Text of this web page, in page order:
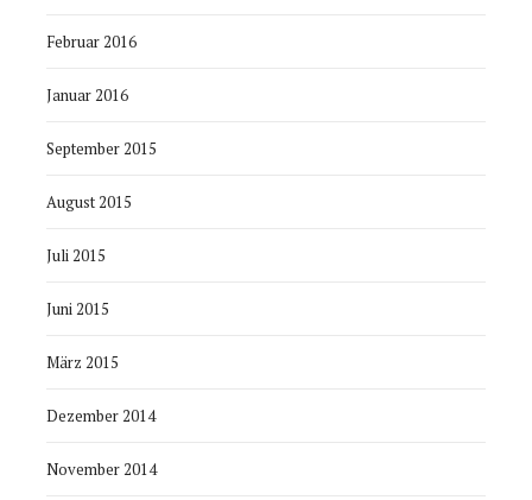
Februar 2016
Januar 2016
September 2015
August 2015
Juli 2015
Juni 2015
März 2015
Dezember 2014
November 2014